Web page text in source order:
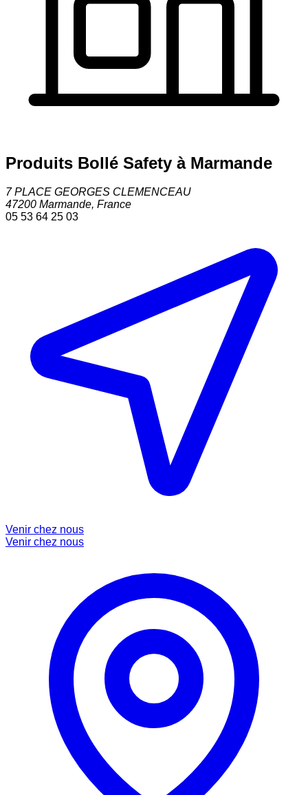
Produits Bollé Safety à Marmande
7 PLACE GEORGES CLEMENCEAU
47200 Marmande, France
05 53 64 25 03
Venir chez nous
Venir chez nous